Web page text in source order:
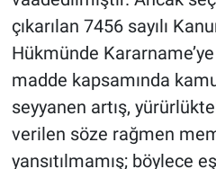
çıkarılan 7456 sayılı
Hükmünde Kararname’ye
madde kapsamında
seyyanen artış,
verilen söze rağmen
yansıtılmamış; böylece